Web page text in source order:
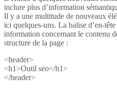
inclure plus d’information
Il y a une multitude de nouveaux
ici quelques-uns. La balise d’en-
information concernant le contenu
structure de la page :
<header>
<h1>Outil seo</h1>
</header>